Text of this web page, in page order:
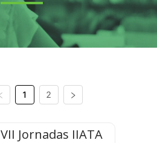
1 2
VII Jornadas IIATA